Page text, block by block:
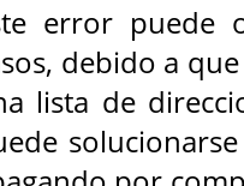
error puede
debido a
lista de